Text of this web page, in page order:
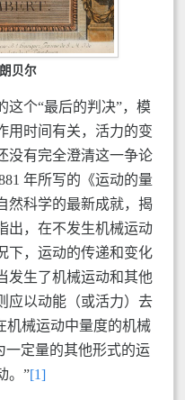
贝尔
这个“最后的判决”，模
用时间有关，活力的变
没有完全澄清这一争论
年所写的《运动的量
科学的最新成就，揭
出，在不发生机械运动
下，运动的传递和变化
发生了机械运动和其他
应以动能（或活力）去
机械运动中量度的机械
一定量的其他形式的运
。”[1]